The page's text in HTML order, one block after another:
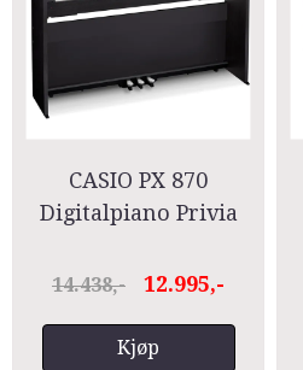
CASIO PX 870
Digitalpiano Privia
14.438,- 12.995,-
Kjøp